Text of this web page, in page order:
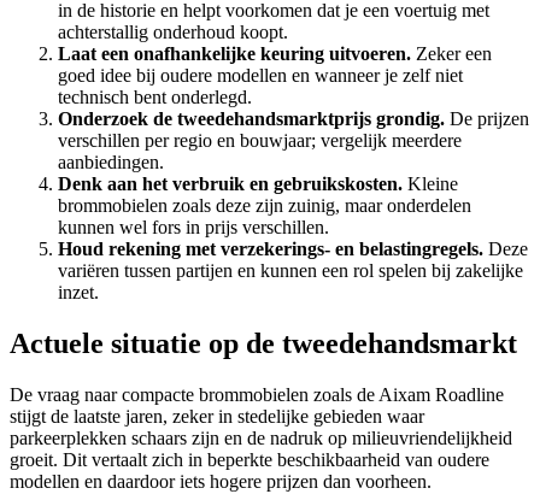
in de historie en helpt voorkomen dat je een voertuig met
achterstallig onderhoud koopt.
Laat een onafhankelijke keuring uitvoeren. Zeker een
goed idee bij oudere modellen en wanneer je zelf niet
technisch bent onderlegd.
Onderzoek de tweedehandsmarktprijs grondig. De prijzen
verschillen per regio en bouwjaar; vergelijk meerdere
aanbiedingen.
Denk aan het verbruik en gebruikskosten. Kleine
brommobielen zoals deze zijn zuinig, maar onderdelen
kunnen wel fors in prijs verschillen.
Houd rekening met verzekerings- en belastingregels. Deze
variëren tussen partijen en kunnen een rol spelen bij zakelijke
inzet.
Actuele situatie op de tweedehandsmarkt
De vraag naar compacte brommobielen zoals de Aixam Roadline
stijgt de laatste jaren, zeker in stedelijke gebieden waar
parkeerplekken schaars zijn en de nadruk op milieuvriendelijkheid
groeit. Dit vertaalt zich in beperkte beschikbaarheid van oudere
modellen en daardoor iets hogere prijzen dan voorheen.